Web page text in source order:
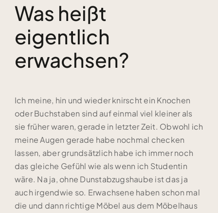
Was heißt
eigentlich
erwachsen?
Ich meine, hin und wieder knirscht ein Knochen
oder Buchstaben sind auf einmal viel kleiner als
sie früher waren, gerade in letzter Zeit. Obwohl ich
meine Augen gerade habe nochmal checken
lassen, aber grundsätzlich habe ich immer noch
das gleiche Gefühl wie als wenn ich Studentin
wäre. Na ja, ohne Dunstabzugshaube ist das ja
auch irgendwie so. Erwachsene haben schon mal
die und dann richtige Möbel aus dem Möbelhaus